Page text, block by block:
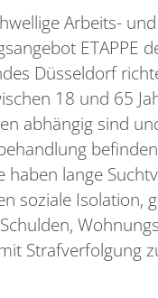
Arbeits- und
ETAPPE
Düsseldorf
18 und 65
abhängig sind
haben lange
soziale Isolation,
Strafverfolgung